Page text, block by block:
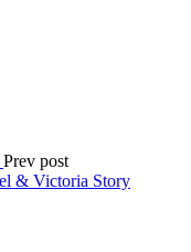
Prev post